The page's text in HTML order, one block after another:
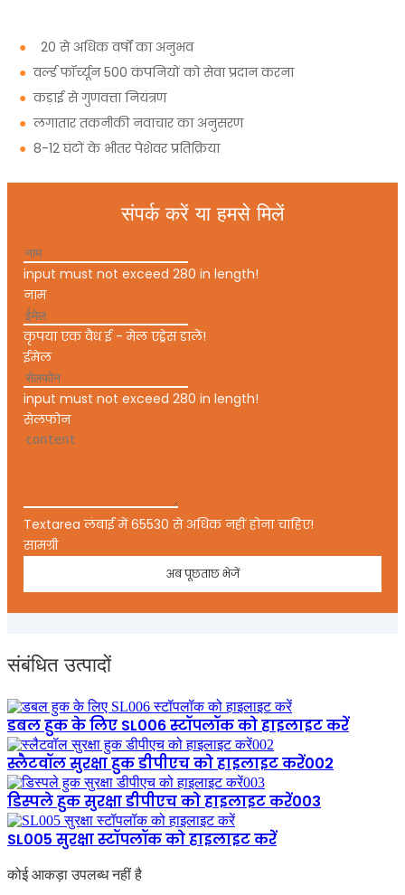
●
20 से अधिक वर्षों का अनुभव
●वर्ल्ड फॉर्च्यून 500 कंपनियों को सेवा प्रदान करना
●कड़ाई से गुणवत्ता नियंत्रण
●लगातार तकनीकी नवाचार का अनुसरण
●8-12 घंटों के भीतर पेशेवर प्रतिक्रिया
संपर्क करें या हमसे मिलें
input must not exceed 280 in length!
नाम
कृपया एक वैध ई - मेल एड्रेस डालें!
ईमेल
input must not exceed 280 in length!
सेलफोन
Textarea लंबाई में 65530 से अधिक नहीं होना चाहिए!
सामग्री
अब पूछताछ भेजें
संबंधित उत्पादों
डबल हुक के लिए SL006 स्टॉपलॉक को हाइलाइट करें
स्लैटवॉल सुरक्षा हुक डीपीएच को हाइलाइट करें002
डिस्पले हुक सुरक्षा डीपीएच को हाइलाइट करें003
SL005 सुरक्षा स्टॉपलॉक को हाइलाइट करें
कोई आकड़ा उपलब्ध नहीं है